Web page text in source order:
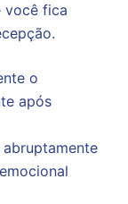
você fica
o
após